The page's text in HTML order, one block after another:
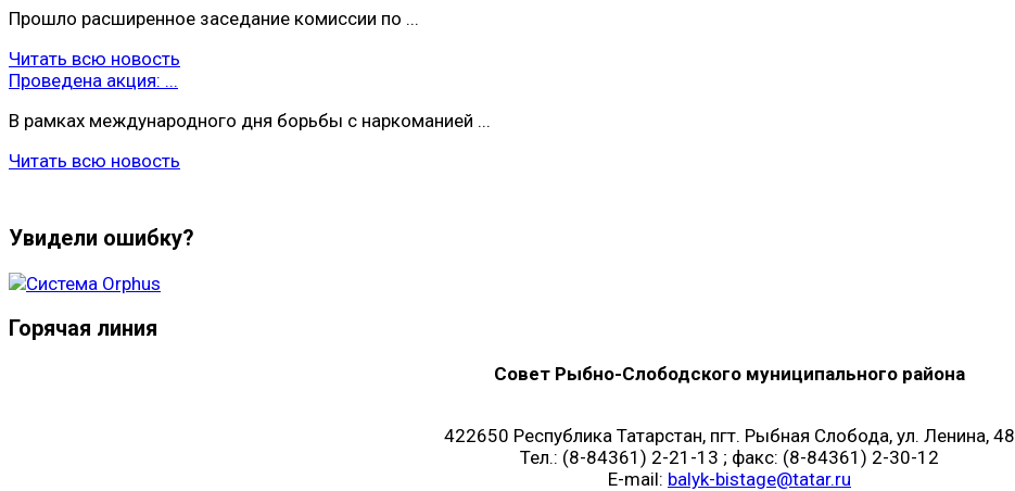
Прошло расширенное заседание комиссии по ...
Читать всю новость
Проведена акция: ...
В рамках международного дня борьбы с наркоманией ...
Читать всю новость
Увидели ошибку?
Горячая линия
Совет Рыбно-Слободского муниципального района
422650 Республика Татарстан, пгт. Рыбная Слобода, ул. Ленина, 48
Тел.: (8-84361) 2-21-13 ; факс: (8-84361) 2-30-12
E-mail: balyk-bistage@tatar.ru